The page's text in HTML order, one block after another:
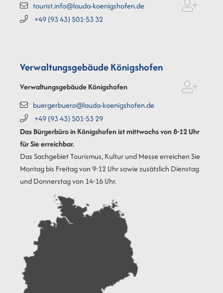
tourist.info@lauda-koenigshofen.de
+49 (9343) 501-5332
Verwaltungsgebäude Königshofen
Verwaltungsgebäude Königshofen
buergerbuero@lauda-koenigshofen.de
+49 (9343) 501-5329
Das Bürgerbüro in Königshofen ist mittwochs von 8-12 Uhr
für Sie erreichbar.
Das Sachgebiet Tourismus, Kultur und Messe erreichen Sie
Montag bis Freitag von 9-12 Uhr sowie zusätzlich Dienstag
und Donnerstag von 14-16 Uhr.